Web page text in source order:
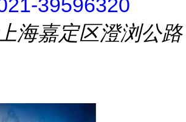
39596320
海嘉定区澄浏公路